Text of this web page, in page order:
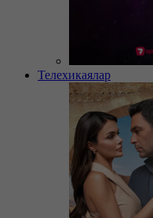
Телехикаялар